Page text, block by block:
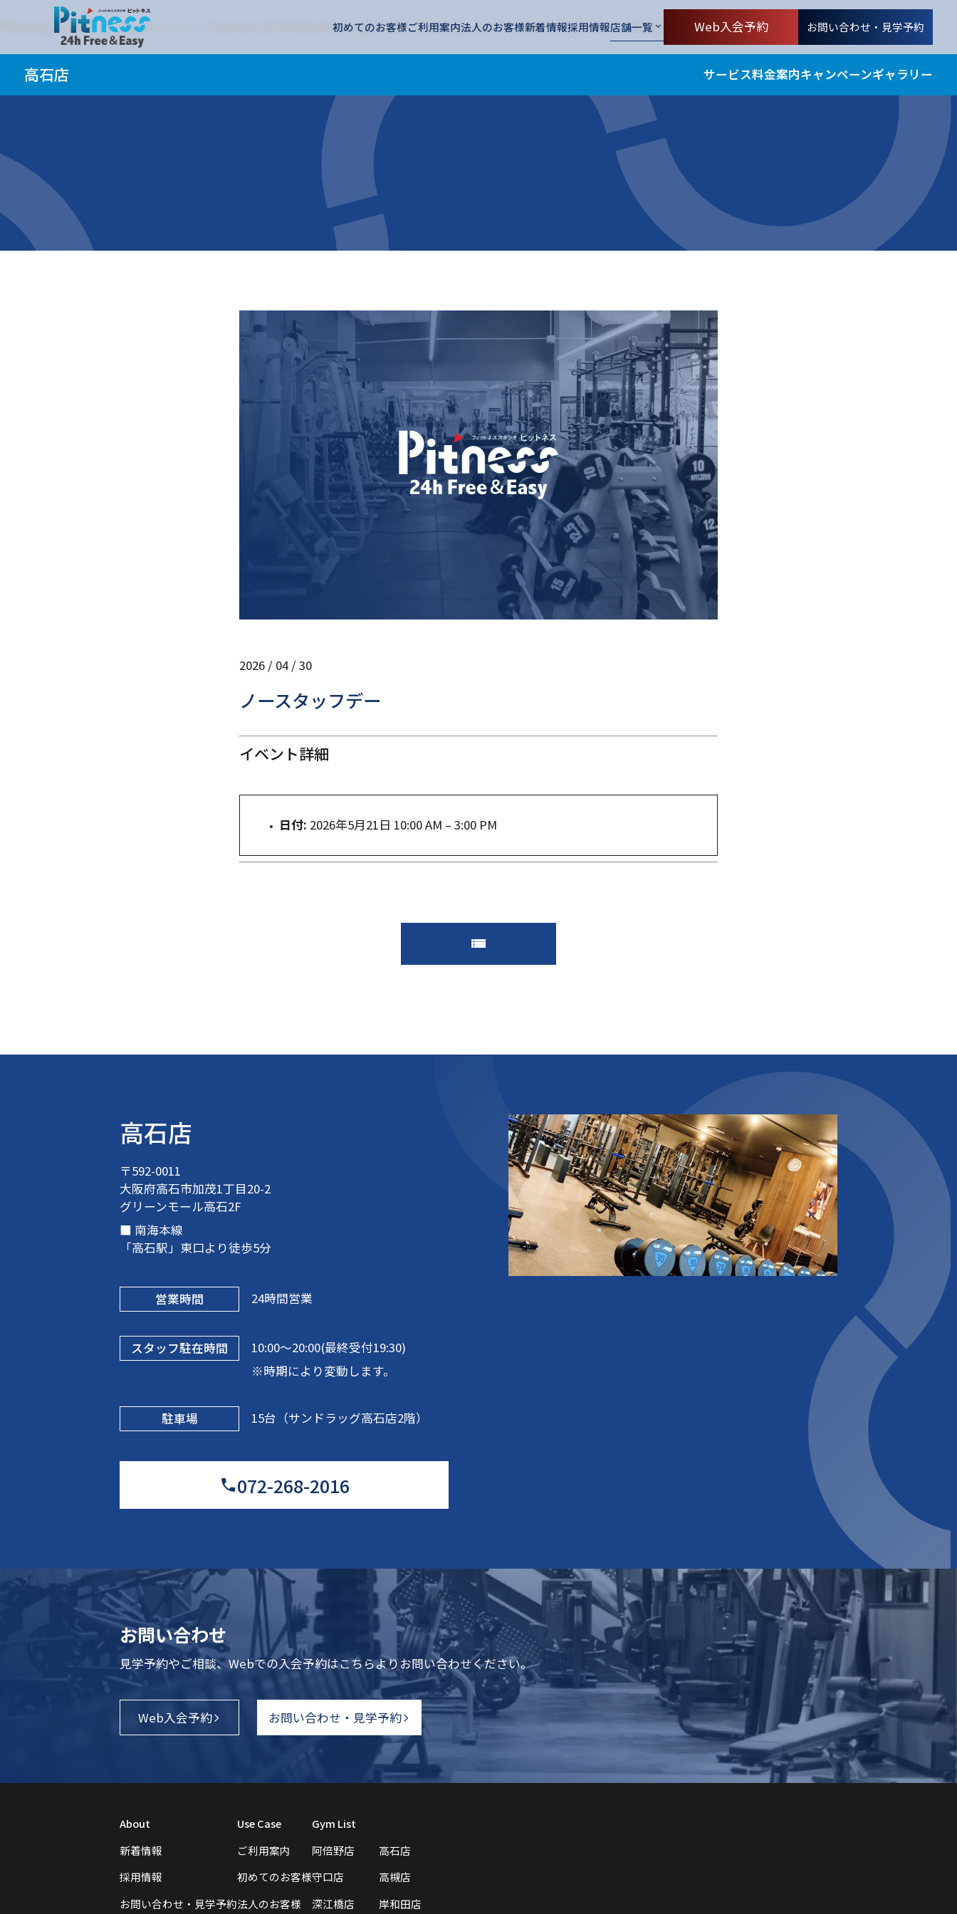
初めてのお客様ご利用案内法人のお客様新着情報採用情報店舗一覧 Web入会予約 お問い合わせ・見学予約
高石店 サービス料金案内キャンペーンギャラリー
: Undefined variable $en in /home/xs214916/pitness.jp/public_html/wp-content/themes/pitness-child/single.phpon line11
ノースタッフデー
2026 / 04 / 30
イベント詳細
日付: 2026年5月21日 10:00 AM – 3:00 PM
高石店
〒592-0011
大阪府高石市加茂1丁目20-2
グリーンモール高石2F
南海本線
「高石駅」東口より徒歩5分
営業時間 24時間営業
スタッフ駐在時間
10:00〜20:00(最終受付19:30)
※時期により変動します。
駐車場 15台（サンドラッグ高石店2階）
072-268-2016
お問い合わせ
見学予約やご相談、Webでの入会予約はこちらよりお問い合わせください。
Web入会予約 お問い合わせ・見学予約
About
新着情報
採用情報
お問い合わせ・見学予約
Use Case
ご利用案内
初めてのお客様
法人のお客様
Gym List
阿倍野店
守口店
深江橋店
高石店
高槻店
岸和田店